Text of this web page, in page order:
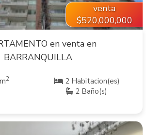
venta
$520,000,000
en venta en
BARRANQUILLA
2
2 Habitacion(es)
2 Baño(s)